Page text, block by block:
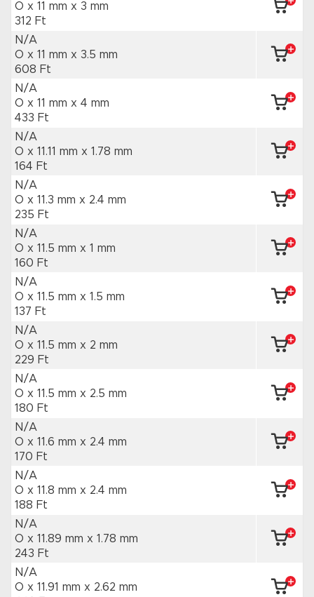
O x 11 mm x 3 mm
312 Ft
N/A
O x 11 mm x 3.5 mm
608 Ft
N/A
O x 11 mm x 4 mm
433 Ft
N/A
O x 11.11 mm x 1.78 mm
164 Ft
N/A
O x 11.3 mm x 2.4 mm
235 Ft
N/A
O x 11.5 mm x 1 mm
160 Ft
N/A
O x 11.5 mm x 1.5 mm
137 Ft
N/A
O x 11.5 mm x 2 mm
229 Ft
N/A
O x 11.5 mm x 2.5 mm
180 Ft
N/A
O x 11.6 mm x 2.4 mm
170 Ft
N/A
O x 11.8 mm x 2.4 mm
188 Ft
N/A
O x 11.89 mm x 1.78 mm
243 Ft
N/A
O x 11.91 mm x 2.62 mm